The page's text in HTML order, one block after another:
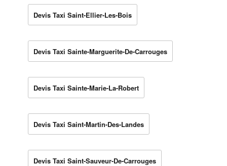
Devis Taxi Saint-Ellier-Les-Bois
Devis Taxi Sainte-Marguerite-De-Carrouges
Devis Taxi Sainte-Marie-La-Robert
Devis Taxi Saint-Martin-Des-Landes
Devis Taxi Saint-Sauveur-De-Carrouges